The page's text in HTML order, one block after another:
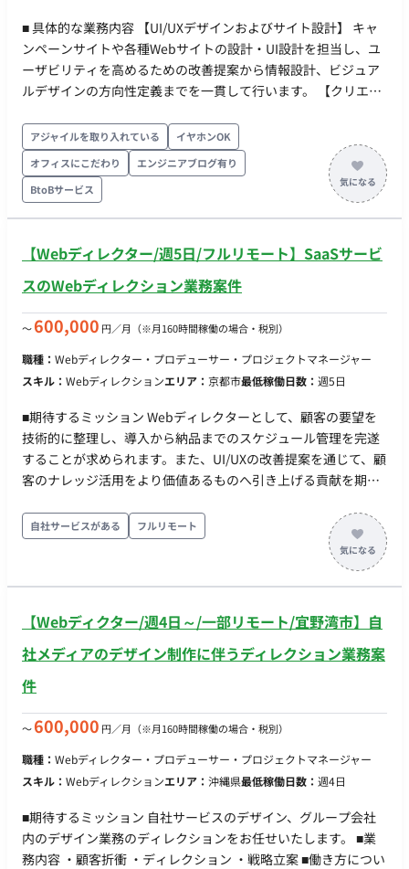
更・課題の調整: 開発途中で発生した仕様変更の要否判断、関係
者間の合意形成を行う。
■ 具体的な業務内容 【UI/UXデザインおよびサイト設計】 キャ
ンペーンサイトや各種Webサイトの設計・UI設計を担当し、ユ
ーザビリティを高めるための改善提案から情報設計、ビジュア
ルデザインの方向性定義までを一貫して行います。 【クリエイ
動分析に基づいた導線の最適化や改善提案、SNS・広告クリエ
イティブの戦略設計および提案資料の作成を行います。 【フロ
ントエンド実装を見据えた要件定義・設計】 デザインした内容
のフロントエンド実装（HTML等によるコーディング）を見据
えた要件定義や画面設計、およびデザイナー・エンジニア間の
ル】 プロジェクト全体のスケジュール・メンバー・クオリティ
管理、および外部制作チームとの連携（外注管理）を推進しま
し、単なる表層のデザインに留まらない「事業のグロース（効
ブ戦略を主導していただきます。今回の案件では要件定義や設
計を中心にお任せし、エンジニアや営業などの他職種と円滑に
■ 業務内容・担当工程 今回の案件では、Webサイトの改修や新
規クリエイティブ施策における要件定義と、 UI/UX・情報設計
周りの部分を中心に担当いただきます。 ■ チーム体制 営業 ディ
レクター デザイナー エンジニア ■ 【働き方】 ・ 稼働量：週3日
以上（※週5日稼働いただける方も歓迎） ・ リモート稼働：麻
布台のオフィスに来ていただける方 ・ フレックス稼働：フルフ
アジャイルを取り入れている
イヤホンOK
オフィスにこだわり
エンジニアブログ有り
BtoBサービス
【Webディレクター/週5日/フルリモート】SaaSサービ
スのWebディレクション業務案件
〜600,000 円／月 （※月160時間稼働の場合・税別）
職種： Webディレクター・プロデューサー・プロジェクトマネージャー
スキル： Webディレクションエリア： 京都市最低稼働日数： 週5日
■期待するミッション Webディレクターとして、顧客の要望を
技術的に整理し、導入から納品までのスケジュール管理を完遂
することが求められます。また、UI/UXの改善提案を通じて、顧
客のナレッジ活用をより価値あるものへ引き上げる貢献を期待
フォームの導入におけるWebディレクション業務全般を担当い
ただきます。 ・導入前後〜納品までの技術的な要望に対する応
対 ・顧客のWebサイトやアプリに対するUI/UXの改善提案 ・セ
ールスと連携したオンライン商談への同席 ・提供するFAQウェ
行管理・スケジュール管理 ※電話対応や往訪、0ベースのコー
ディング業務は発生しません。 【担当工程：要件定義・設計・
ジャー ・セールス ・エンジニア （※各職種の具体的な人数に
ついては確認中） ■働き方 ・稼働量：週5日（140h〜/月） ・リ
モート稼働：フルリモート ・フレックス稼働：相談可能（平日
日中メイン）
自社サービスがある フルリモート
【Webディクター/週4日～/一部リモート/宜野湾市】自
社メディアのデザイン制作に伴うディレクション業務案
件
〜600,000 円／月 （※月160時間稼働の場合・税別）
職種： Webディレクター・プロデューサー・プロジェクトマネージャー
スキル： Webディレクションエリア： 沖縄県最低稼働日数： 週4日
■期待するミッション 自社サービスのデザイン、グループ会社
内のデザイン業務のディレクションをお任せいたします。 ■業
務内容 ・顧客折衝 ・ディレクション ・戦略立案 ■働き方につい